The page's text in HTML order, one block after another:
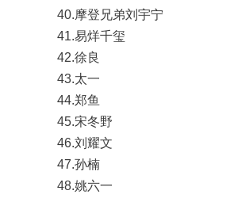
40.摩登兄弟刘宇宁
41.易烊千玺
42.徐良
43.太一
44.郑鱼
45.宋冬野
46.刘耀文
47.孙楠
48.姚六一